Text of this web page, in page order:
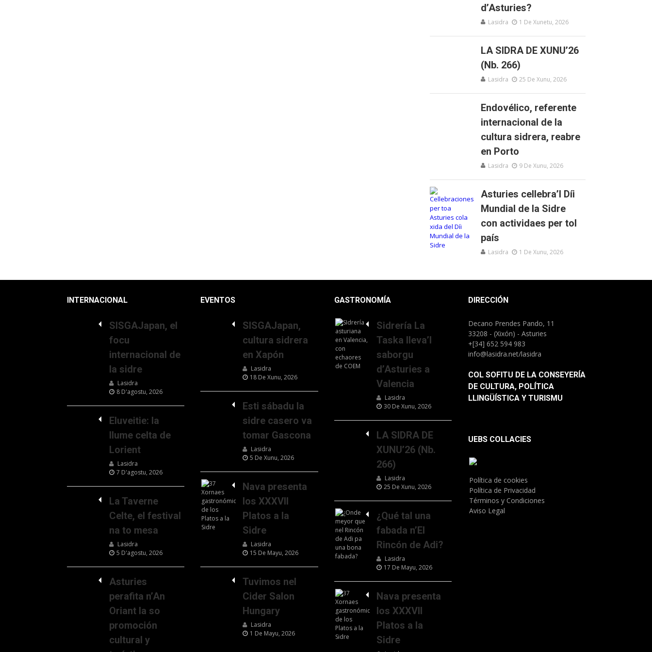
d’Asturies?
Lasidra 1 De Xunetu, 2026
LA SIDRA DE XUNU’26
(Nb. 266)
Lasidra 25 De Xunu, 2026
Endovélico, referente
internacional de la
cultura sidrera, reabre
en Porto
Lasidra 9 De Xunu, 2026
Asturies cellebra’l Díi
Mundial de la Sidre
con actividaes per tol
país
Lasidra 1 De Xunu, 2026
INTERNACIONAL
SISGAJapan, el
focu
internacional de
la sidre
Lasidra
8 D'agostu, 2026
Eluveitie: la
llume celta de
Lorient
Lasidra
7 D'agostu, 2026
La Taverne
Celte, el festival
na to mesa
Lasidra
5 D'agostu, 2026
Asturies
perafita n’An
Oriant la so
promoción
cultural y
EVENTOS
SISGAJapan,
cultura sidrera
en Xapón
Lasidra
18 De Xunu, 2026
Esti sábadu la
sidre casero va
tomar Gascona
Lasidra
5 De Xunu, 2026
Nava presenta
los XXXVII
Platos a la
Sidre
Lasidra
15 De Mayu, 2026
Tuvimos nel
Cider Salon
Hungary
Lasidra
1 De Mayu, 2026
GASTRONOMÍA
Sidrería La
Taska lleva’l
saborgu
d’Asturies a
Valencia
Lasidra
30 De Xunu, 2026
LA SIDRA DE
XUNU’26 (Nb.
266)
Lasidra
25 De Xunu, 2026
¿Qué tal una
fabada n’El
Rincón de Adi?
Lasidra
17 De Mayu, 2026
Nava presenta
los XXXVII
Platos a la
Sidre
DIRECCIÓN
Decano Prendes Pando, 11
33208 - (Xixón) - Asturies
+[34] 652 594 983
info@lasidra.net/lasidra
COL SOFITU DE LA CONSEYERÍA
DE CULTURA, POLÍTICA
LLINGÜÍSTICA Y TURISMU
UEBS COLLACIES
Política de cookies
Política de Privacidad
Términos y Condiciones
Aviso Legal